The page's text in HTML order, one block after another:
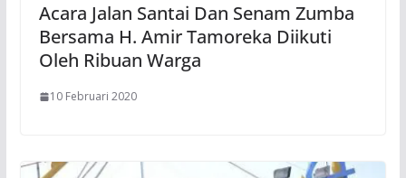
Acara Jalan Santai Dan Senam Zumba
Bersama H. Amir Tamoreka Diikuti
Oleh Ribuan Warga
10 Februari 2020